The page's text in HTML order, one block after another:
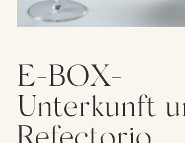
E-BOX-
Unterkunft